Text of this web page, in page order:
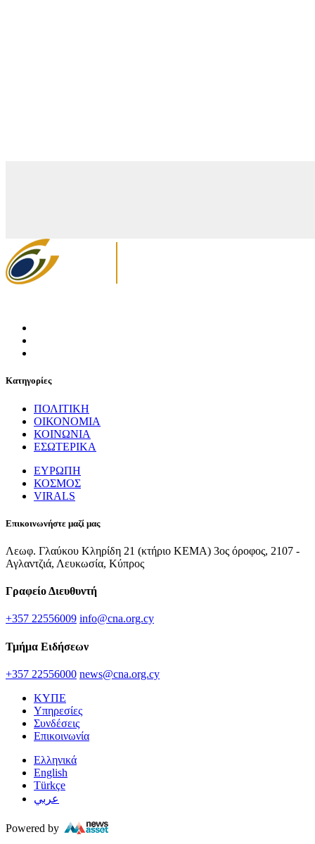
Κατηγορίες
ΠΟΛΙΤΙΚΗ
ΟΙΚΟΝΟΜΙΑ
ΚΟΙΝΩΝΙΑ
ΕΣΩΤΕΡΙΚΑ
ΕΥΡΩΠΗ
ΚΟΣΜΟΣ
VIRALS
Επικοινωνήστε μαζί μας
Λεωφ. Γλαύκου Κληρίδη 21 (κτήριο ΚΕΜΑ) 3ος όροφος, 2107 -
Αγλαντζιά, Λευκωσία, Κύπρος
Γραφείο Διευθυντή
+357 22556009 info@cna.org.cy
Τμήμα Ειδήσεων
+357 22556000 news@cna.org.cy
ΚΥΠΕ
Υπηρεσίες
Συνδέσεις
Επικοινωνία
Ελληνικά
English
Türkçe
عربي
Powered by